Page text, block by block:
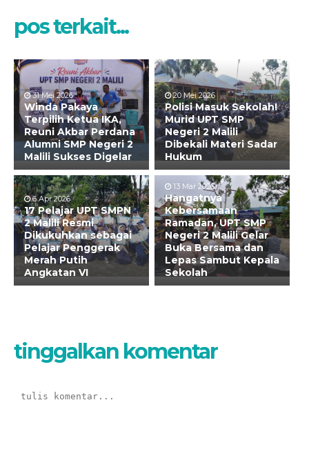
pos terkait...
31 Mei 2026
Winda Pakaya
Terpilih Ketua IKA,
Reuni Akbar Perdana
Alumni SMP Negeri 2
Malili Sukses Digelar
20 Mei 2026
Polisi Masuk Sekolah!
Murid UPT SMP
Negeri 2 Malili
Dibekali Materi Sadar
Hukum
6 Apr 2026
17 Pelajar UPT SMPN
2 Malili Resmi
Dikukuhkan sebagai
Pelajar Penggerak
Merah Putih
Angkatan VI
13 Mar 2026
Hangatnya
Kebersamaan
Ramadan, UPT SMP
Negeri 2 Malili Gelar
Buka Bersama dan
Lepas Sambut Kepala
Sekolah
tinggalkan komentar